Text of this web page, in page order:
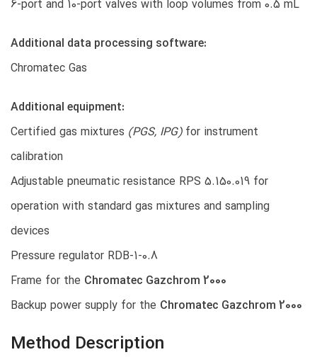
6-port and 10-port valves with loop volumes from 0.5 mL
Additional data processing software:
Chromatec Gas
Additional equipment:
Certified gas mixtures (PGS, IPG)for instrument
calibration
Adjustable pneumatic resistance RPS 5.150.019 for
operation with standard gas mixtures and sampling
devices
Pressure regulator RDB-1-0.8
Frame for the Chromatec Gazchrom 2000
Backup power supply for the Chromatec Gazchrom 2000
Method Description